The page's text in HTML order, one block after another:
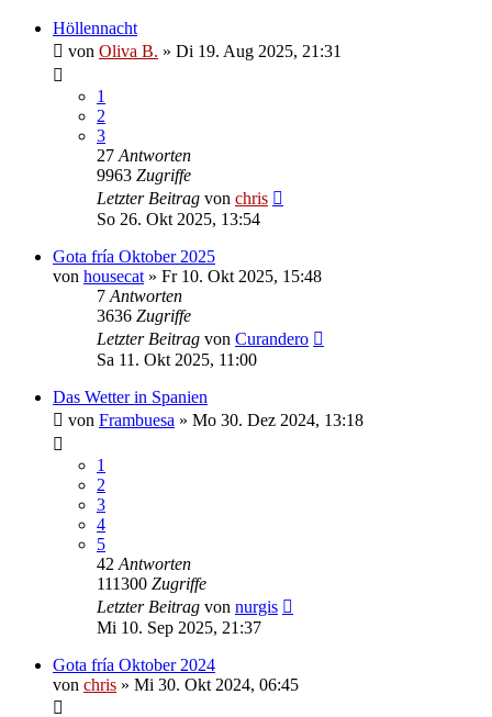
Höllennacht
von Oliva B. » Di 19. Aug 2025, 21:31
1
2
3
27 Antworten
9963 Zugriffe
Letzter Beitrag von chris
So 26. Okt 2025, 13:54
Gota fría Oktober 2025
von housecat » Fr 10. Okt 2025, 15:48
7 Antworten
3636 Zugriffe
Letzter Beitrag von Curandero
Sa 11. Okt 2025, 11:00
Das Wetter in Spanien
von Frambuesa » Mo 30. Dez 2024, 13:18
1
2
3
4
5
42 Antworten
111300 Zugriffe
Letzter Beitrag von nurgis
Mi 10. Sep 2025, 21:37
Gota fría Oktober 2024
von chris » Mi 30. Okt 2024, 06:45